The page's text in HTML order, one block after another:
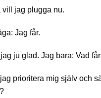
vill jag plugga nu.
Jag får.
ju glad. Jag bara: Vad
prioritera mig själv och